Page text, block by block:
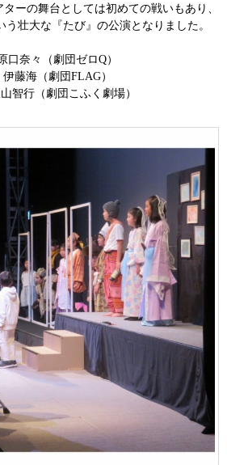
ーの舞台としては初めての戦いもあり、
う壮大な『たび』の公演となりました。
口奈々（劇団ゼロQ）
伊藤海（劇団FLAG）
智行（劇団こふく劇場）